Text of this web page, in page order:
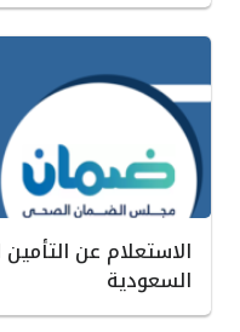
الاستعلام عن
السعودية